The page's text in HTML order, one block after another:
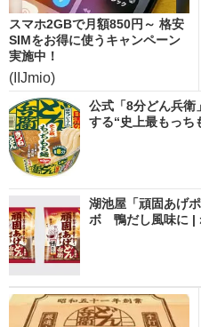
スマホ2GBで月額850円～ 格安
SIMをお得に使うキャンペーン
実施中！
(IIJmio)
公式「8分どん兵
する“史上最もっち
湖池屋「頑固あげ
ボ 鴨だし風味に |